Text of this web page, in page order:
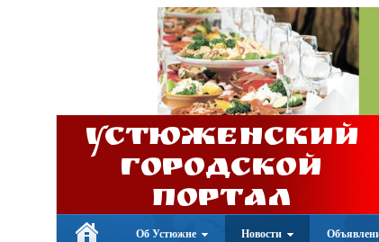
Устюженский
Городской
портал
Об Устюжне Новости